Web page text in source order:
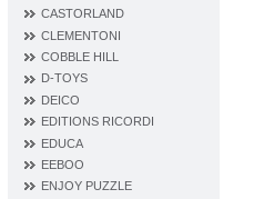
CASTORLAND
CLEMENTONI
COBBLE HILL
D‐TOYS
DEICO
EDITIONS RICORDI
EDUCA
EEBOO
ENJOY PUZZLE